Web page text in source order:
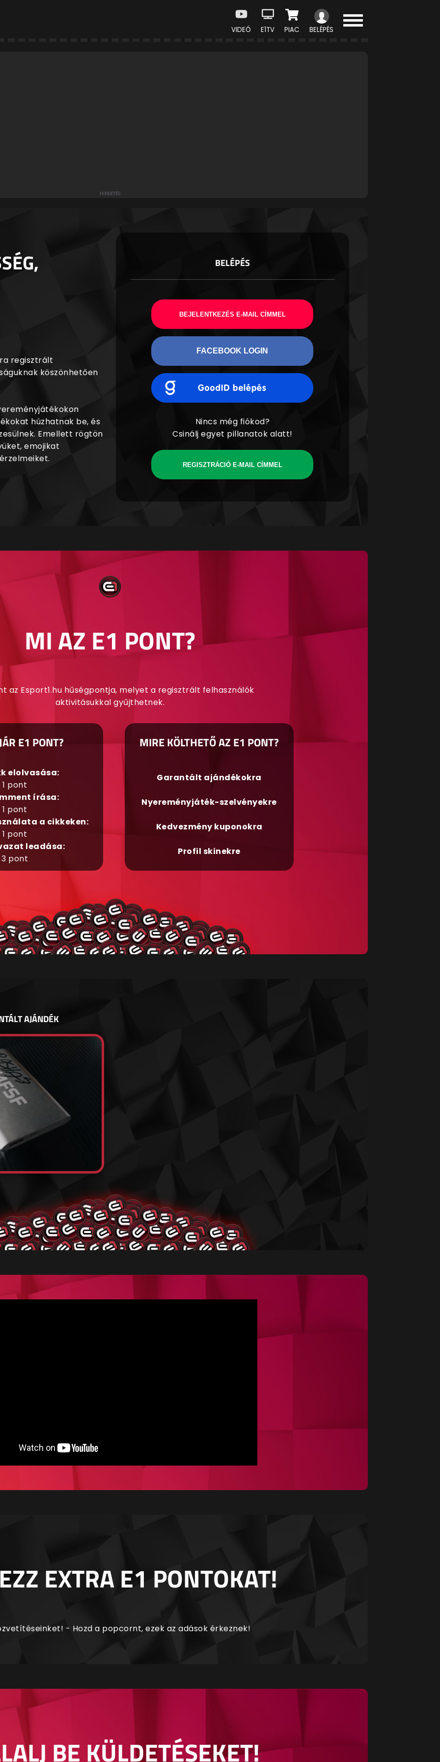
VIDEÓ E1TV PIAC BELÉPÉS
regisztrált
köszönhetően
húzhatnak be, és
Emellett rögtön
emojikat
BELÉPÉS
BEJELENTKEZÉS E-MAIL CÍMMEL
FACEBOOK LOGIN
Nincs még fiókod?
Csinálj egyet pillanatok alatt!
REGISZTRÁCIÓ E-MAIL CÍMMEL
MI AZ E1 PONT?
az Esport1.hu hűségpontja, melyet a regisztrált felhasználók
aktivitásukkal gyűjthetnek.
E1 PONT?
elolvasása:
1 pont
írása:
1 pont
a cikkeken:
1 pont
leadása:
3 pont
MIRE KÖLTHETŐ AZ E1 PONT?
Garantált ajándékokra
Nyereményjáték-szelvényekre
Kedvezmény kuponokra
Profil skinekre
AJÁNDÉK
EXTRA E1 PONTOKAT!
- Hozd a popcornt, ezek az adások érkeznek!
BE KÜLDETÉSEKET!